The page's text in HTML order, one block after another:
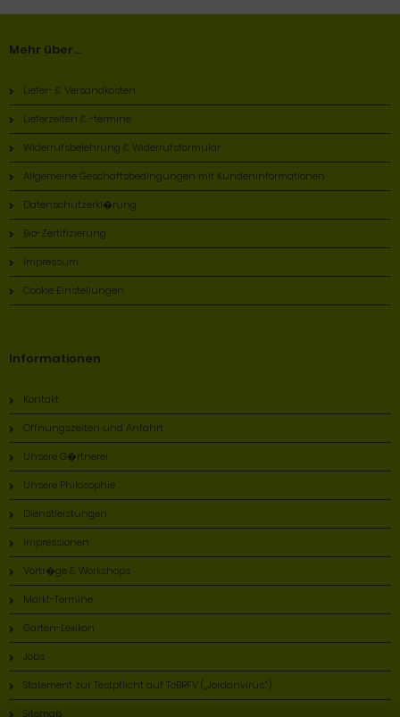
Mehr über...
Liefer- & Versandkosten
Lieferzeiten & -termine
Widerrufsbelehrung & Widerrufsformular
Allgemeine Geschäftsbedingungen mit Kundeninformationen
Datenschutzerkl�rung
Bio-Zertifizierung
Impressum
Cookie Einstellungen
Informationen
Kontakt
Öffnungszeiten und Anfahrt
Unsere G�rtnerei
Unsere Philosophie
Dienstleistungen
Impressionen
Vortr�ge & Workshops
Markt-Termine
Garten-Lexikon
Jobs
Statement zur Testpflicht auf ToBRFV („Jordanvirus“)
Sitemap